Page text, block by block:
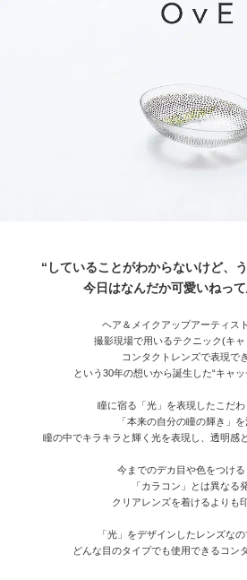
“していることがわからないけど、
今日はなんだか可愛いねっ
ヘア＆メイクアップアーティス
撮影現場で用いるテクニック(キ
コンタクトレンズで表現で
という30年の想いから誕生した“キャ
瞳に宿る「光」を表現したこだ
「本来の自分の瞳の輝き」を
瞳の中でキラキラと輝く光を表現し、透明感
今までのデカ目や色をつける
「カラコン」とは異なる
クリアレンズを着けるよりも
「光」をデザインしたレンズな
どんな目のタイプでも使用できるコン